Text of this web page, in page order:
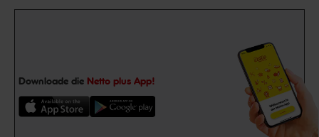
Downloade die Netto plus App!